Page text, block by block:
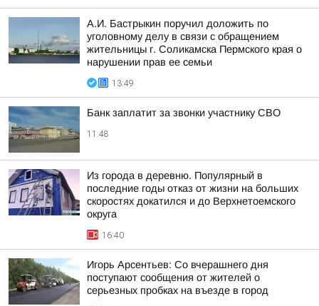
А.И. Бастрыкин поручил доложить по
уголовному делу в связи с обращением
жительницы г. Соликамска Пермского края о
нарушении прав ее семьи
13:49
Банк заплатит за звонки участнику СВО
11:48
Из города в деревню. Популярный в
последние годы отказ от жизни на больших
скоростях докатился и до Верхнетоемского
округа
16:40
Игорь Арсентьев: Со вчерашнего дня
поступают сообщения от жителей о
серьезных пробках на въезде в город